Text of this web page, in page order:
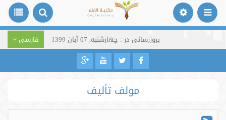
بروزرسانی در : چهارشنبه, 07 آبان 1399 فارسی
مولف تألیف